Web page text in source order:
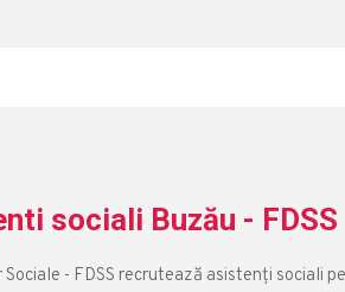
sociali Buzău - FDSS
- FDSS recrutează asistenți sociali